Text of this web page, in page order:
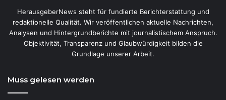
HerausgeberNews steht für fundierte Berichterstattung und
redaktionelle Qualität. Wir veröffentlichen aktuelle Nachrichten,
Analysen und Hintergrundberichte mit journalistischem Anspruch.
Objektivität, Transparenz und Glaubwürdigkeit bilden die
Grundlage unserer Arbeit.
Muss gelesen werden